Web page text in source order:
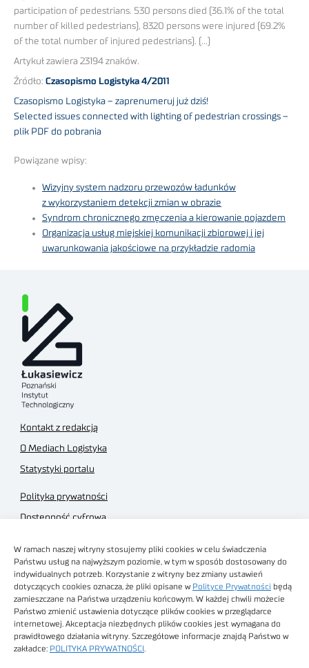
W ramach naszej witryny stosujemy pliki cookies w celu świadczenia
Państwu usług na najwyższym poziomie, w tym w sposób dostosowany do
indywidualnych potrzeb. Korzystanie z witryny bez zmiany ustawień
dotyczących cookies oznacza, że pliki opisane w Polityce Prywatności będą
zamieszczane na Państwa urządzeniu końcowym. W każdej chwili możecie
Państwo zmienić ustawienia dotyczące plików cookies w przeglądarce
internetowej. Akceptacja niezbędnych plików cookies jest wymagana do
prawidłowego działania witryny. Szczegółowe informacje znajdą Państwo w
zakładce: POLITYKA PRYWATNOŚCI
participation of pedestrians. 530 persons died (36.1% of the total
number of killed pedestrians), 8320 persons were injured (69.2%
of the total number of injured pedestrians). (…)
Artykuł zawiera 23194 znaków.
Źródło: Czasopismo Logistyka 4/2011
Czasopismo Logistyka – zaprenumeruj już dziś!
Selected issues connected with lighting of pedestrian crossings –
plik PDF do pobrania
Powiązane wpisy:
Wizyjny system nadzoru przewozów ładunków
z wykorzystaniem detekcji zmian w obrazie
Syndrom chronicznego zmęczenia a kierowanie pojazdem
Organizacja usług miejskiej komunikacji zbiorowej i jej
uwarunkowania jakościowe na przykładzie radomia
Kontakt z redakcją
O Mediach Logistyka
Statystyki portalu
Polityka prywatności
Dostępność cyfrowa
Regulamin sklepu
Obrazy stockowe
autorstwa